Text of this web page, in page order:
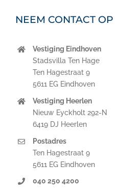
NEEM CONTACT OP
Vestiging Eindhoven
Stadsvilla Ten Hage
Ten Hagestraat 9
5611 EG Eindhoven
Vestiging Heerlen
Nieuw Eyckholt 292-N
6419 DJ Heerlen
Postadres
Ten Hagestraat 9
5611 EG Eindhoven
040 250 4200